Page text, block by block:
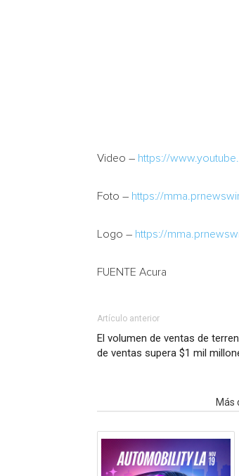
Video – https://
Foto – https://
Logo – https://
FUENTE Acura
Artículo anterior
El volumen de ventas de
de ventas supera $1 mil
Más